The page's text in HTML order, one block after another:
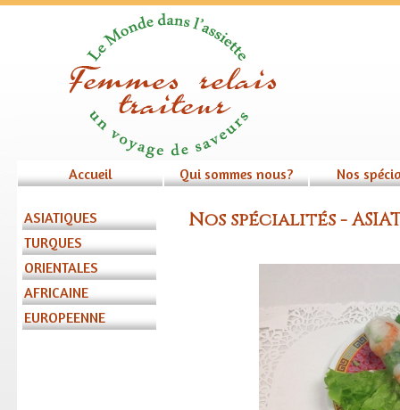
Accueil Qui sommes nous? Nos
ASIATIQUES
TURQUES
ORIENTALES
AFRICAINE
EUROPEENNE
Nos spécialités -